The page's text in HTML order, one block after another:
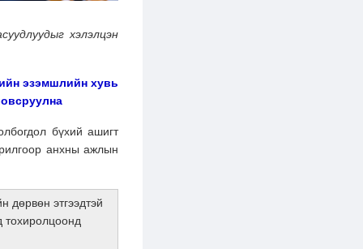
хэлэлцэн
эзэмшлийн хувь
бүхий ашигт
анхны ажлын
дөрвөн этгээдтэй
тохиролцоонд